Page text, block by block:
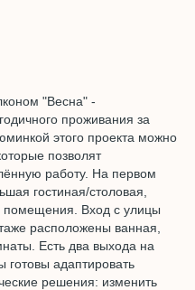
"Весна" -
проживания за
этого проекта можно
позволят
работу. На первом
гостиная/столовая,
помещения. Вход с улицы
расположены ванная,
Есть два выхода на
готовы адаптировать
решения: изменить